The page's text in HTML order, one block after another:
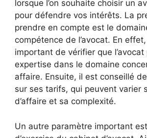
lorsque l’on souhaite choisir un
pour défendre vos intérêts. La
prendre en compte est le
compétence de l’avocat. En
important de vérifier que
expertise dans le domaine
affaire. Ensuite, il est conseillé
sur ses tarifs, qui peuvent varier
d’affaire et sa complexité.
Un autre paramètre important